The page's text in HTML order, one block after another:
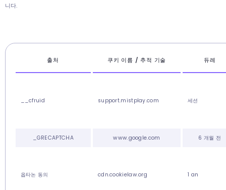
니다.
출처 쿠키 이름 / 추적 기술 듀레
__cfruid support.mistplay.com 세션
_GRECAPTCHA www.google.com 6 개월 전
옵타논 동의 cdn.cookielaw.org 1 an